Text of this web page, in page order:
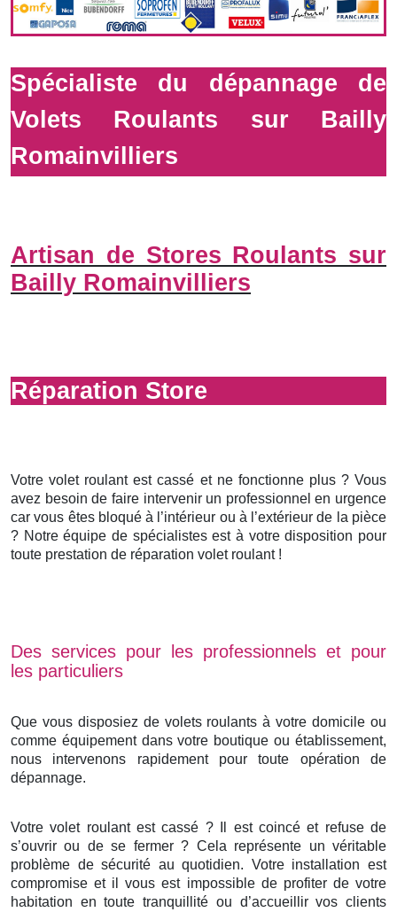
Spécialiste du dépannage de
Volets Roulants sur Bailly
Romainvilliers
Artisan de Stores Roulants sur
Bailly Romainvilliers
Réparation Store
Votre volet roulant est cassé et ne fonctionne plus ? Vous
avez besoin de faire intervenir un professionnel en urgence
car vous êtes bloqué à l’intérieur ou à l’extérieur de la pièce
? Notre équipe de spécialistes est à votre disposition pour
toute prestation de réparation volet roulant !
Des services pour les professionnels et pour
les particuliers
Que vous disposiez de volets roulants à votre domicile ou
comme équipement dans votre boutique ou établissement,
nous intervenons rapidement pour toute opération de
dépannage.
Votre volet roulant est cassé ? Il est coincé et refuse de
s’ouvrir ou de se fermer ? Cela représente un véritable
problème de sécurité au quotidien. Votre installation est
compromise et il vous est impossible de profiter de votre
habitation en toute tranquillité ou d’accueillir vos clients